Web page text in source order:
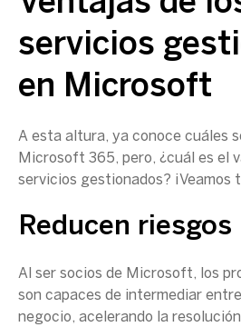
servicios
en Microsoft
A esta altura, ya conoce cuáles
Microsoft 365, pero, ¿cuál es el
servicios gestionados? ¡Veamos
Reducen riesgos
Al ser socios de Microsoft, los
son capaces de intermediar
negocio, acelerando la